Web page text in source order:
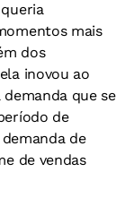
mais
dos
inovou ao
que se
de
de
de vendas